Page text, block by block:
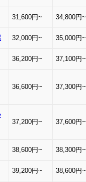
31,600円~ 34,800円~
32,000円~ 35,000円~
36,200円~ 37,100円~
36,600円~ 37,300円~
37,200円~ 37,600円~
38,600円~ 38,300円~
39,200円~ 38,600円~